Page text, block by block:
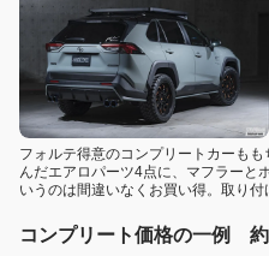
フォルテ得意のコンプリートカーも
んだエアロパーツ4点に、マフラーと
いうのは間違いなくお買い得。取り付
コンプリート価格の一例 約